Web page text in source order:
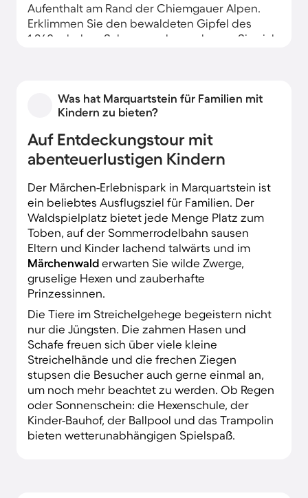
Aufenthalt am Rand der Chiemgauer Alpen.
Erklimmen Sie den bewaldeten Gipfel des
1.260m hohen Schnappenbergs, lassen Sie sich
glitzernden Chiemsee.
Was hat Marquartstein für Familien mit
Kindern zu bieten?
Auf Entdeckungstour mit
abenteuerlustigen Kindern
Der Märchen-Erlebnispark in Marquartstein ist
ein beliebtes Ausflugsziel für Familien. Der
Waldspielplatz bietet jede Menge Platz zum
Toben, auf der Sommerrodelbahn sausen
Eltern und Kinder lachend talwärts und im
Märchenwald erwarten Sie wilde Zwerge,
gruselige Hexen und zauberhafte
Prinzessinnen.
Die Tiere im Streichelgehege begeistern nicht
nur die Jüngsten. Die zahmen Hasen und
Schafe freuen sich über viele kleine
Streichelhände und die frechen Ziegen
stupsen die Besucher auch gerne einmal an,
um noch mehr beachtet zu werden. Ob Regen
oder Sonnenschein: die Hexenschule, der
Kinder-Bauhof, der Ballpool und das Trampolin
bieten wetterunabhängigen Spielspaß.